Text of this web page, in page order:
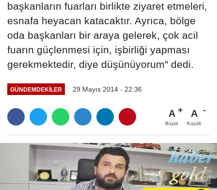
başkanların fuarları birlikte ziyaret etmeleri,
esnafa heyacan katacaktır. Ayrıca, bölge
oda başkanları bir araya gelerek, çok acil
fuarın güçlenmesi için, işbirliği yapması
gerekmektedir, diye düşünüyorum" dedi.
GÜNDEMDEKILER 29 Mayıs 2014 - 22:36
A
Büyüt
A
Küçült